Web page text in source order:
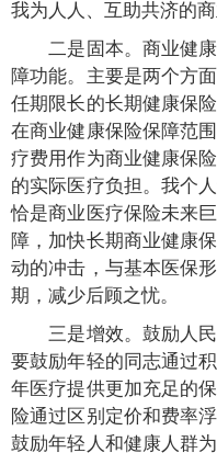
我为人人、互助共济的商
二是固本。商业健
障功能。主要是两个方
任期限长的长期健康保
在商业健康保险保障范
疗费用作为商业健康保
的实际医疗负担。我个
恰是商业医疗保险未来
障，加快长期商业健康
动的冲击，与基本医保
期，减少后顾之忧。
三是增效。鼓励人
要鼓励年轻的同志通过
年医疗提供更加充足的
险通过区别定价和费率
鼓励年轻人和健康人群